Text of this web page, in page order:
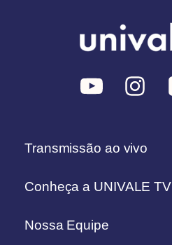
Transmissão ao vivo
Conheça a UNIVALE TV
Nossa Equipe